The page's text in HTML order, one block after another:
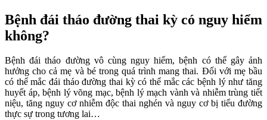
Bệnh đái tháo đường thai kỳ có nguy hiểm
không?
Bệnh đái tháo đường vô cùng nguy hiểm, bệnh có thể gây ảnh
hưởng cho cả mẹ và bé trong quá trình mang thai. Đối với mẹ bầu
có thể mắc đái tháo đường thai kỳ có thể mắc các bệnh lý như tăng
huyết áp, bệnh lý võng mạc, bệnh lý mạch vành và nhiễm trùng tiết
niệu, tăng nguy cơ nhiễm độc thai nghén và nguy cơ bị tiểu đường
thực sự trong tương lai…